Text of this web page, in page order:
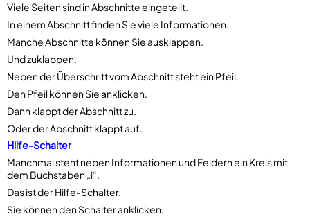
Viele Seiten sind in Abschnitte eingeteilt.
In einem Abschnitt finden Sie viele Informationen.
Manche Abschnitte können Sie ausklappen.
Und zuklappen.
Neben der Überschritt vom Abschnitt steht ein Pfeil.
Den Pfeil können Sie anklicken.
Dann klappt der Abschnitt zu.
Oder der Abschnitt klappt auf.
Hilfe-Schalter
Manchmal steht neben Informationen und Feldern ein Kreis mit
dem Buchstaben „i“.
Das ist der Hilfe-Schalter.
Sie können den Schalter anklicken.